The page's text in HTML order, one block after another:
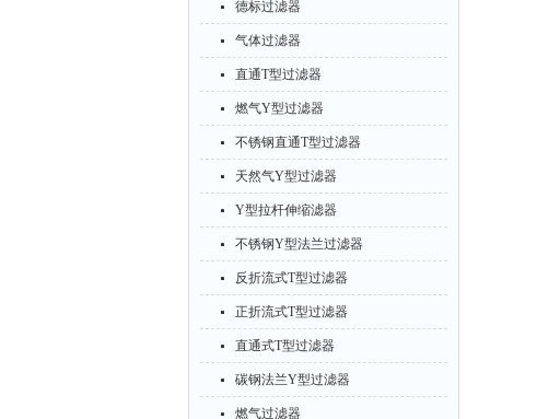
德标过滤器
气体过滤器
直通T型过滤器
燃气Y型过滤器
不锈钢直通T型过滤器
天然气Y型过滤器
Y型拉杆伸缩滤器
不锈钢Y型法兰过滤器
反折流式T型过滤器
正折流式T型过滤器
直通式T型过滤器
碳钢法兰Y型过滤器
燃气过滤器